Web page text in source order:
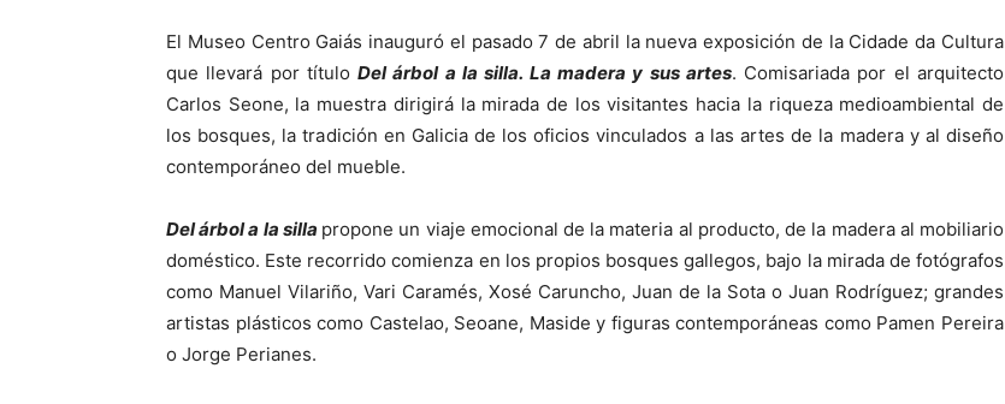
El Museo Centro Gaiás inauguró el pasado 7 de abril la nueva exposición de la Cidade da Cultura
que llevará por títuloDel árbol a la silla. La madera y sus artes. Comisariada por el arquitecto
Carlos Seone, la muestra dirigirá la mirada de los visitantes hacia la riqueza medioambiental de
los bosques, la tradición en Galicia de los oficios vinculados a las artes de la madera y al diseño
contemporáneo del mueble.
Del árbol a la silla propone un viaje emocional de la materia al producto, de la madera al mobiliario
doméstico. Este recorrido comienza en los propios bosques gallegos, bajo la mirada de fotógrafos
como Manuel Vilariño, Vari Caramés, Xosé Caruncho, Juan de la Sota o Juan Rodríguez; grandes
artistas plásticos como Castelao, Seoane, Maside y figuras contemporáneas como Pamen Pereira
o Jorge Perianes.